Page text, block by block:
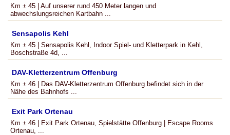
Km ± 45 | Auf unserer rund 450 Meter langen und
abwechslungsreichen Kartbahn ...
Sensapolis Kehl
Km ± 45 | Sensapolis Kehl, Indoor Spiel- und Kletterpark in Kehl,
Boschstraße 4d, ...
DAV-Kletterzentrum Offenburg
Km ± 46 | Das DAV-Kletterzentrum Offenburg befindet sich in der
Nähe des Bahnhofs ...
Exit Park Ortenau
Km ± 46 | Exit Park Ortenau, Spielstätte Offenburg | Escape Rooms
Ortenau, ...